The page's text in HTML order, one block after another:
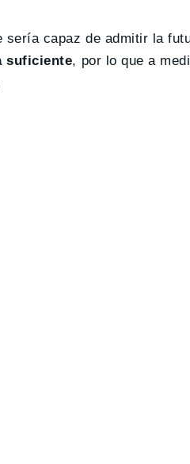
sería capaz de admitir la
suficiente, por lo que a